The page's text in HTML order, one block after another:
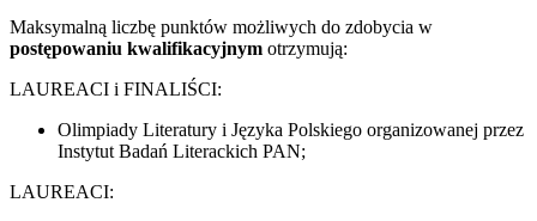
Maksymalną liczbę punktów możliwych do zdobycia w
postępowaniu kwalifikacyjnym otrzymują:
LAUREACI i FINALIŚCI:
Olimpiady Literatury i Języka Polskiego organizowanej przez
Instytut Badań Literackich PAN;
LAUREACI: